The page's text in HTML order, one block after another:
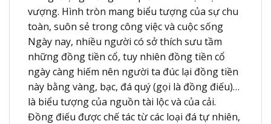
vượng. Hình tròn mang biểu tượng của sự chu
toàn, suôn sẻ trong công việc và cuộc sống
Ngày nay, nhiều người có sở thích sưu tầm
những đồng tiền cổ, tuy nhiên đồng tiền cổ
ngày càng hiếm nên người ta đúc lại đồng tiền
này bằng vàng, bạc, đá quý (gọi là đồng điếu)…
là biểu tượng của nguồn tài lộc và của cải.
Đồng điếu được chế tác từ các loại đá tự nhiên,